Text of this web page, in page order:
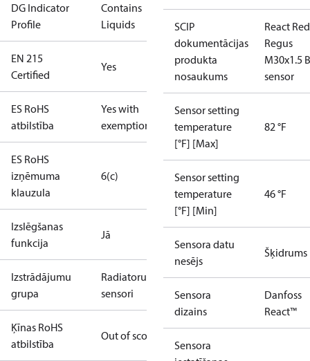
DG Indicator
Profile
Contains
Liquids
EN 215
Certified
Yes
ES RoHS
atbilstība
Yes with
exemptions
ES RoHS
izņēmuma
klauzula
6(c)
Izslēgšanas
funkcija
Jā
Izstrādājumu
grupa
Radiatoru
sensori
Ķīnas RoHS
atbilstība
Out of scope
SCIP
dokumentācijas
produkta
nosaukums
React
Regus
M30x1.5
sensor
Sensor setting
temperature
[°F] [Max]
82 °F
Sensor setting
temperature
[°F] [Min]
46 °F
Sensora datu
nesējs
Šķidrums
Sensora
dizains
Danfoss
React™
Sensora